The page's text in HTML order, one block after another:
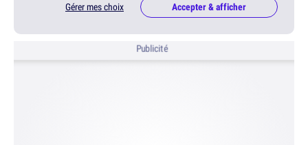
Gérer mes choix Accepter & afficher
Publicité